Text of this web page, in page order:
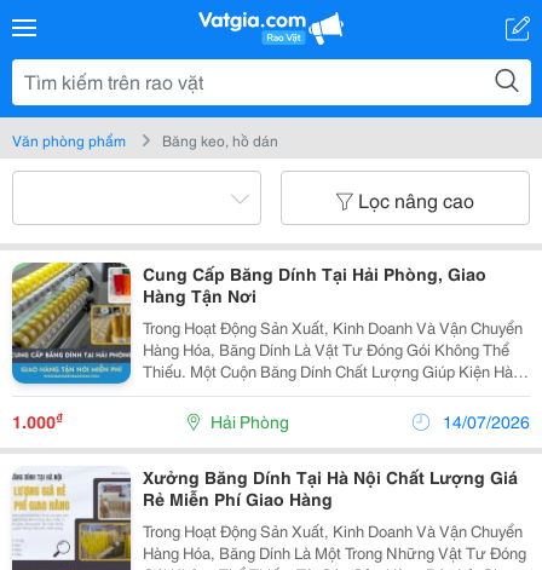
Văn phòng phẩm Băng keo, hồ dán
Lọc nâng cao
Cung Cấp Băng Dính Tại Hải Phòng, Giao
Hàng Tận Nơi
Trong Hoạt Động Sản Xuất, Kinh Doanh Và Vận Chuyển
Hàng Hóa, Băng Dính Là Vật Tư Đóng Gói Không Thể
Thiếu. Một Cuộn Băng Dính Chất Lượng Giúp Kiện Hàng
Chắc Chắn Hơn, Bảo Vệ Sản Phẩm Trong Quá Trình Lưu
Kho Và Vận Chuyển, Đồng Thời Góp Phần Nâng Cao...
1.000₫ Hải Phòng 14/07/2026
Xưởng Băng Dính Tại Hà Nội Chất Lượng Giá
Rẻ Miễn Phí Giao Hàng
Trong Hoạt Động Sản Xuất, Kinh Doanh Và Vận Chuyển
Hàng Hóa, Băng Dính Là Một Trong Những Vật Tư Đóng